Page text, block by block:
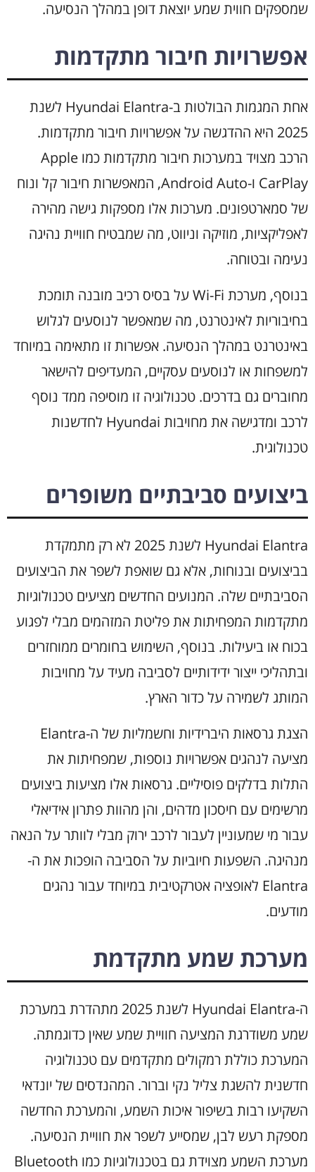
שמספקים חווית שמע יוצאת דופן במהלך הנסיעה.
אפשרויות חיבור מתקדמות
אחת המגמות הבולטות ב-Hyundai Elantra לשנת
2025 היא ההדגשה על אפשרויות חיבור מתקדמות.
הרכב מצויד במערכות חיבור מתקדמות כמו Apple
CarPlay ו-Android Auto, המאפשרות חיבור קל ונוח
של סמארטפונים. מערכות אלו מספקות גישה מהירה
לאפליקציות, מוזיקה וניווט, מה שמבטיח חוויית נהיגה
נעימה ובטוחה.
בנוסף, מערכת Wi-Fi על בסיס רכיב מובנה תומכת
בחיבוריות לאינטרנט, מה שמאפשר לנוסעים לגלוש
באינטרנט במהלך הנסיעה. אפשרות זו מתאימה במיוחד
למשפחות או לנוסעים עסקיים, המעדיפים להישאר
מחוברים גם בדרכים. טכנולוגיה זו מוסיפה ממד נוסף
לרכב ומדגישה את מחויבות Hyundai לחדשנות
טכנולוגית.
ביצועים סביבתיים משופרים
Hyundai Elantra לשנת 2025 לא רק מתמקדת
בביצועים ובנוחות, אלא גם שואפת לשפר את הביצועים
הסביבתיים שלה. המנועים החדשים מציעים טכנולוגיות
מתקדמות המפחיתות את פליטת המזהמים מבלי לפגוע
בכוח או ביעילות. בנוסף, השימוש בחומרים ממוחזרים
ובתהליכי ייצור ידידותיים לסביבה מעיד על מחויבות
המותג לשמירה על כדור הארץ.
הצגת גרסאות היברידיות וחשמליות של ה-Elantra
מציעה לנהגים אפשרויות נוספות, שמפחיתות את
התלות בדלקים פוסיליים. גרסאות אלו מציעות ביצועים
מרשימים עם חיסכון מדהים, והן מהוות פתרון אידיאלי
עבור מי שמעוניין לעבור לרכב ירוק מבלי לוותר על הנאה
מנהיגה. השפעות חיוביות על הסביבה הופכות את ה-
Elantra לאופציה אטרקטיבית במיוחד עבור נהגים
מודעים.
מערכת שמע מתקדמת
ה-Hyundai Elantra לשנת 2025 מתהדרת במערכת
שמע משודרגת המציעה חוויית שמע שאין כדוגמתה.
המערכת כוללת רמקולים מתקדמים עם טכנולוגיה
חדשנית להשגת צליל נקי וברור. המהנדסים של יונדאי
השקיעו רבות בשיפור איכות השמע, והמערכת החדשה
מספקת רעש לבן, שמסייע לשפר את חוויית הנסיעה.
מערכת השמע מצוידת גם בטכנולוגיות כמו Bluetooth